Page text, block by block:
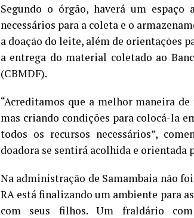
Segundo o órgão, haverá um
necessários para a coleta e o
a doação do leite, além de orientações
a entrega do material coletado ao
(CBMDF).
“Acreditamos que a melhor maneira
mas criando condições para colocá-la
todos os recursos necessários”,
doadora se sentirá acolhida e orientada
Na administração de Samambaia não
RA está finalizando um ambiente para
com seus filhos. Um fraldário